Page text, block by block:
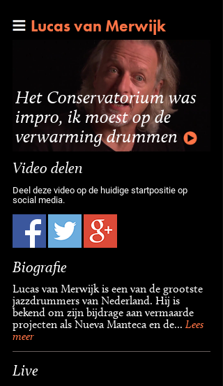
Lucas van Merwijk
Het Conservatorium was
impro, ik moest op de
verwarming drummen
Video delen
Deel deze video op de huidige startpositie op
social media.
Biografie
Lucas van Merwijk is een van de grootste
jazzdrummers van Nederland. Hij is
bekend om zijn bijdrage aan vermaarde
projecten als Nueva Manteca en de... Lees
meer
Live